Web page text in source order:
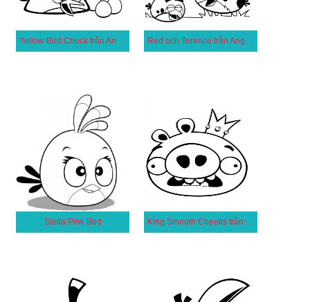
Yellow Bird Chuck från Angry Birds Red och Terence från Angry Birds
Stella Pink Bird King Smooth Cheeks från Angry Birds